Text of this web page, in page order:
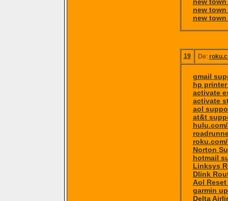
new
new
19 De:
gmail
hp
activate
activate
aol
at&t
Norton
hotmail
Linksys
Dlink
Aol
garmin
Delta